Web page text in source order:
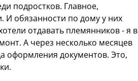
подростков. Главное,
И обязанности по дому у них
отдавать племянников - я в
А через несколько месяцев
оформления документов. Это,